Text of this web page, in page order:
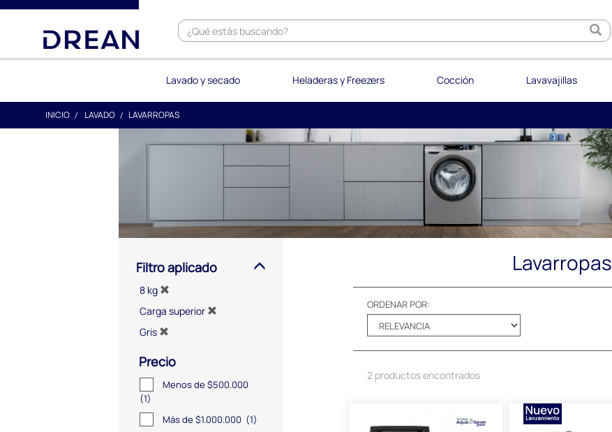
text.skipToContent
text.skipToNavigation
Lavado y secado Heladeras y Freezers Cocción Lavavajillas
INICIO LAVADO LAVARROPAS
Filtro aplicado
8 kg
Carga superior
Gris
Precio
Menos de $500.000
(1)
Más de $1.000.000 (1)
Lavarropas
ORDENAR POR:
2 productos encontrados